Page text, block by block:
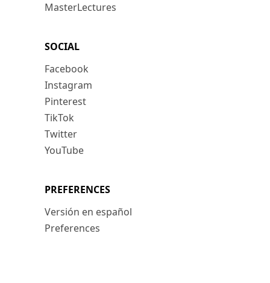
MasterLectures
SOCIAL
Facebook
Instagram
Pinterest
TikTok
Twitter
YouTube
PREFERENCES
Versión en español
Preferences